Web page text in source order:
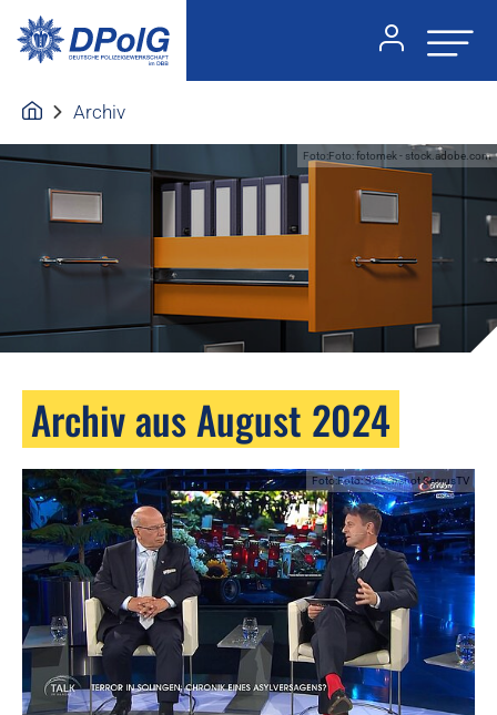
Archiv
Foto:Foto: fotomek - stock.adobe.com
Archiv aus August 2024
Foto:Foto: Screenshot ServusTV